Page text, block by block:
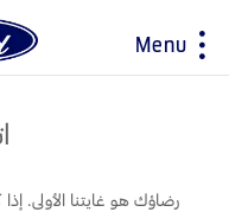
Menu
اختيارابحاث
سيارتي
حول فورد
رضاؤك هو غايتنا الأولى.